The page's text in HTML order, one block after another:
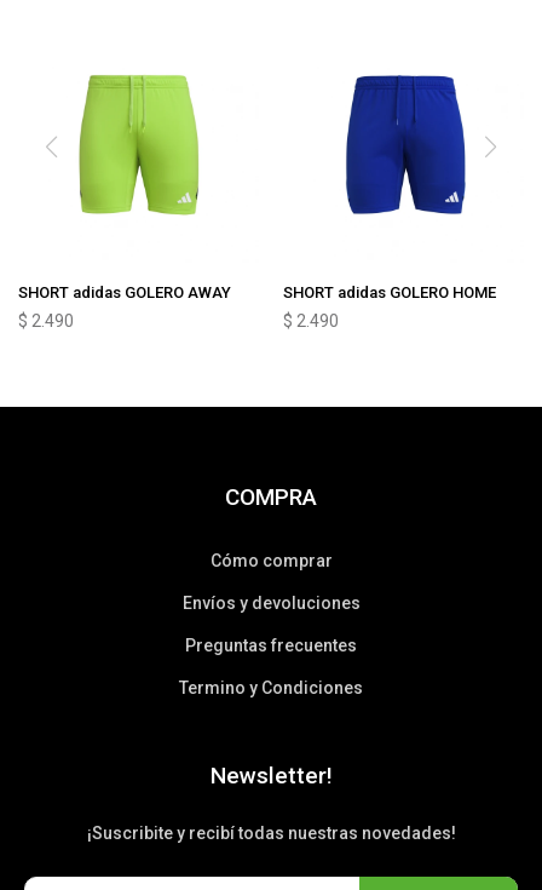
SHORT adidas GOLERO AWAY
$ 2.490
SHORT adidas GOLERO HOME
$ 2.490
COMPRA
Cómo comprar
Envíos y devoluciones
Preguntas frecuentes
Termino y Condiciones
Newsletter!
¡Suscribite y recibí todas nuestras novedades!